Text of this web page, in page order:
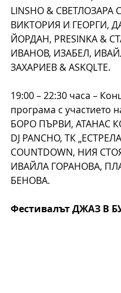
LINSHO & СВЕТЛОЗАРА
ВИКТОРИЯ И ГЕОРГИ,
ЙОРДАН, PRESINKA &
ИВАНОВ, ИЗАБЕЛ,
ЗАХАРИЕВ & ASKQLTE.
19:00 – 22:30 часа –
програма с участието
БОРО ПЪРВИ, АТАНАС
DJ PANCHO, ТК
COUNTDOWN, НИЯ
ИВАЙЛА ГОРАНОВА,
БЕНОВА.
Фестивалът ДЖАЗ В